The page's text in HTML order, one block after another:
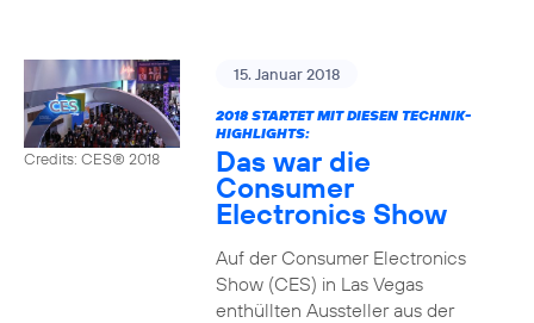
Credits: CES® 2018
15. Januar 2018
2018 STARTET MIT DIESEN TECHNIK-
HIGHLIGHTS:
Das war die
Consumer
Electronics Show
Auf der Consumer Electronics
Show (CES) in Las Vegas
enthüllten Aussteller aus der